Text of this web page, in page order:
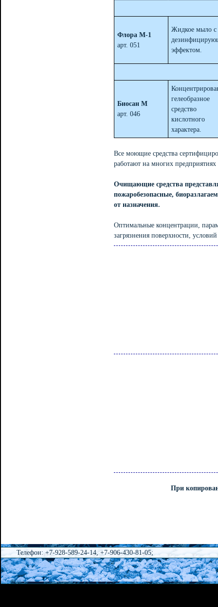
Флора М-1
арт. 051
Жидкое мыло с
эффектом.
Биосан М
арт. 046
гелеобразное
средство
кислотного
характера.
Все моющие средства
работают на многих
Очищающие средства
пожаробезопасные,
от назначения.
Оптимальные концентрации,
загрязнения поверхности,
При
Телефон: +7-928-589-24-14, +7-906-430-81-05;